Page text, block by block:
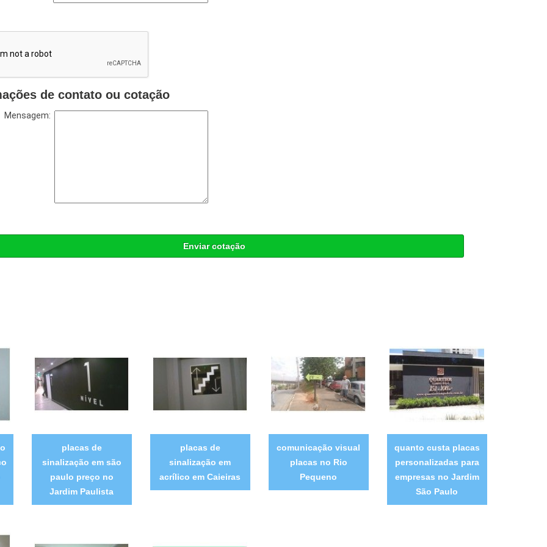
de contato ou cotação
Mensagem:
Enviar cotação
placas de
sinalização em são
paulo preço no
Jardim Paulista
placas de
sinalização em
acrílico em Caieiras
comunicação visual
placas no Rio
Pequeno
quanto custa placas
personalizadas para
empresas no Jardim
São Paulo